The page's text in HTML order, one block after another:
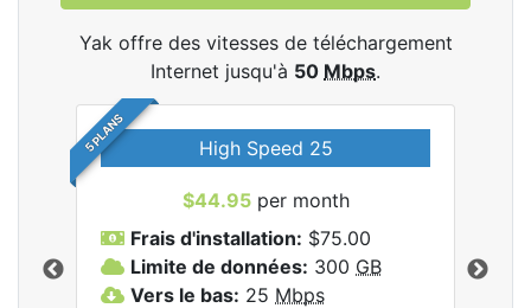
Yak offre des vitesses de téléchargement
Internet jusqu'à 50 Mbps.
5 PLANS High Speed 25
$44.95per month
Frais d'installation: $75.00
Limite de données: 300 GB
Vers le bas: 25 Mbps